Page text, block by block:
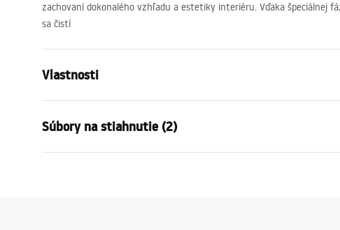
zachovaní dokonalého vzhľadu a estetiky interiéru. Vďaka špeciálnej
sa čistí
Vlastnosti
Spôsob montáže
Farba
Zlatá
Súbory na stiahnutie (2)